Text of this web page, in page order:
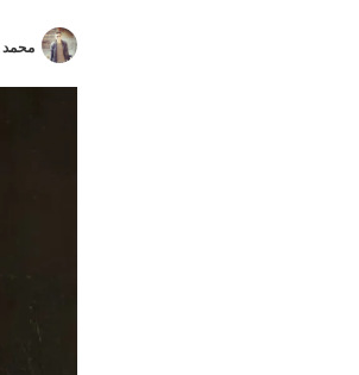
محمد